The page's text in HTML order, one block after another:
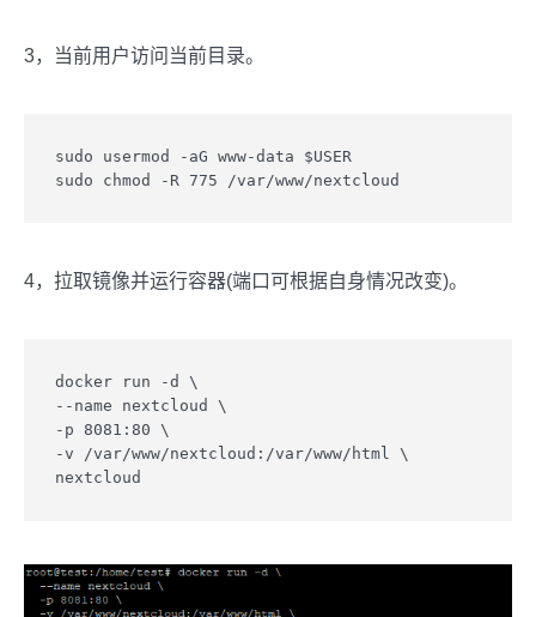
3，当前用户访问当前目录。
sudo usermod -aG www-data $USER
4，拉取镜像并运行容器(端口可根据自身情况改变)。
docker run -d \
--name nextcloud \
-p 8081:80 \
-v /var/www/nextcloud:/var/www/html \